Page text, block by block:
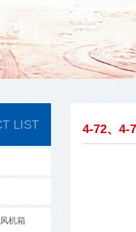
LIST
机箱
4-72、4-